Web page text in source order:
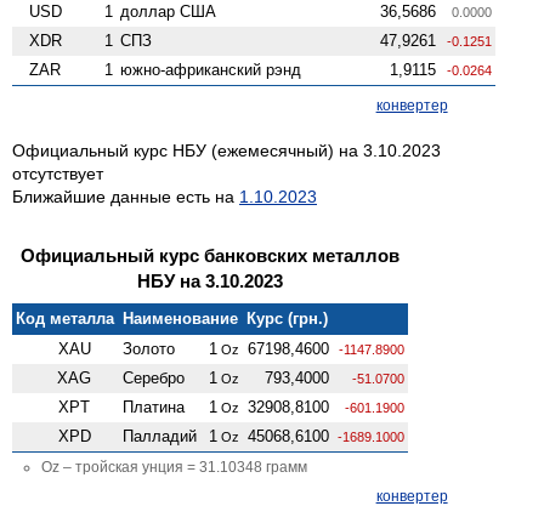
USD 1 доллар США 36,5686 0.0000
XDR 1 СПЗ 47,9261 -0.1251
ZAR 1 южно-африканский рэнд 1,9115 -0.0264
конвертер
Официальный курс НБУ (ежемесячный) на 3.10.2023
отсутствует
Ближайшие данные есть на 1.10.2023
Официальный курс банковских металлов
НБУ на 3.10.2023
Код металла Наименование Курс (грн.)
XAU
Золото 1 Oz 67198,4600 -1147.8900
XAG Серебро 1 Oz 793,4000 -51.0700
XPT Платина 1 Oz 32908,8100 -601.1900
XPD Палладий 1 Oz 45068,6100 -1689.1000
Oz – тройская унция = 31.10348 грамм
конвертер